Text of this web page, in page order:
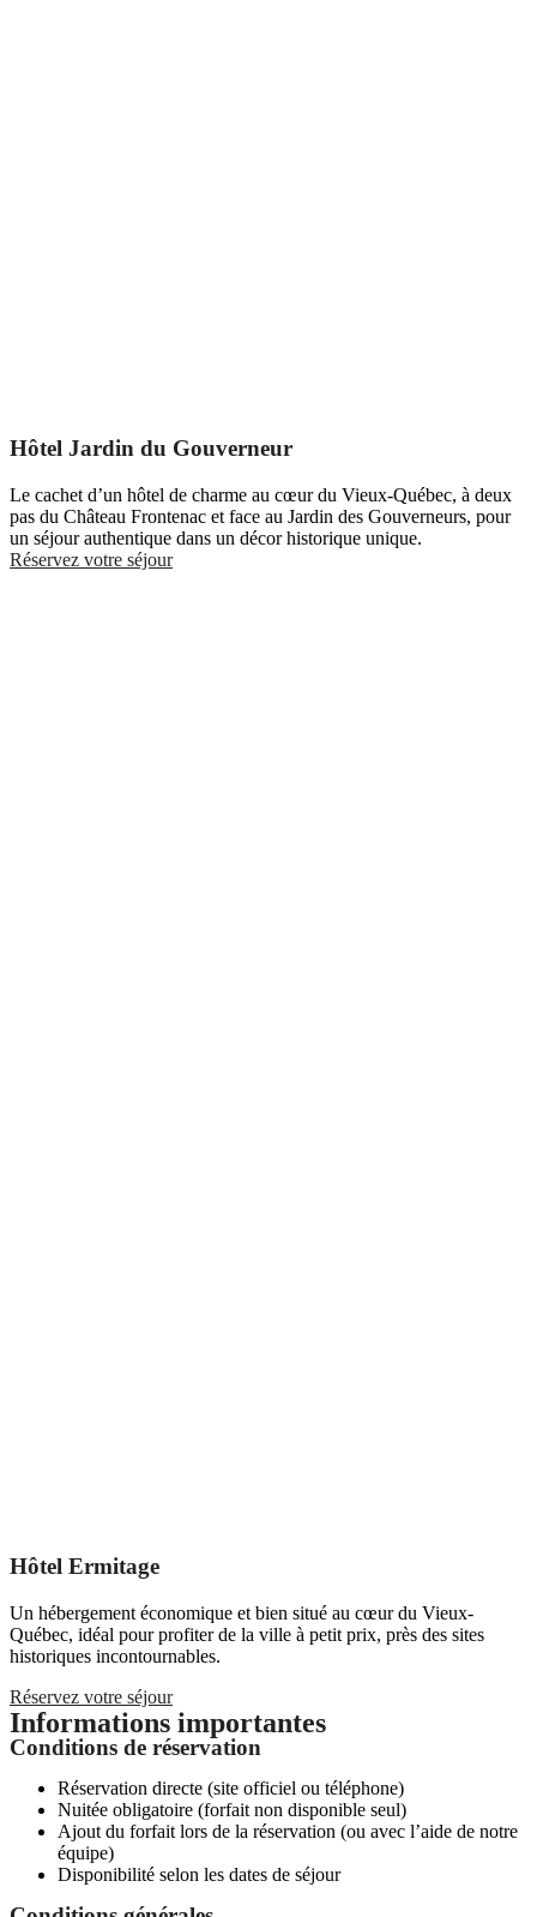
Hôtel Jardin du Gouverneur
Le cachet d’un hôtel de charme au cœur du Vieux-Québec, à deux
pas du Château Frontenac et face au Jardin des Gouverneurs, pour
un séjour authentique dans un décor historique unique.
Réservez votre séjour
Hôtel Ermitage
Un hébergement économique et bien situé au cœur du Vieux-
Québec, idéal pour profiter de la ville à petit prix, près des sites
historiques incontournables.
Réservez votre séjour
Informations importantes
Conditions de réservation
Réservation directe (site officiel ou téléphone)
Nuitée obligatoire (forfait non disponible seul)
Ajout du forfait lors de la réservation (ou avec l’aide de notre
équipe)
Disponibilité selon les dates de séjour